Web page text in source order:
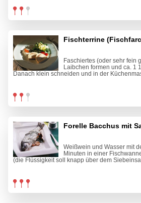
Fischterrine
Faschiertes (oder sehr fein
Laibchen formen und ca. 1
Danach klein schneiden und in der
Forelle Bacchus mit
Weißwein und Wasser mit
Minuten in einer
(die Flüssigkeit soll knapp über dem